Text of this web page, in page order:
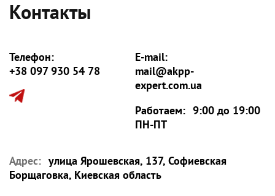
Контакты
Телефон:
+38 097 930 54 78
E-mail:
mail@akpp-
expert.com.ua
Работаем: 9:00 до 19:00
ПН-ПТ
Адрес: улица Ярошевская, 137, Софиевская
Борщаговка, Киевская область